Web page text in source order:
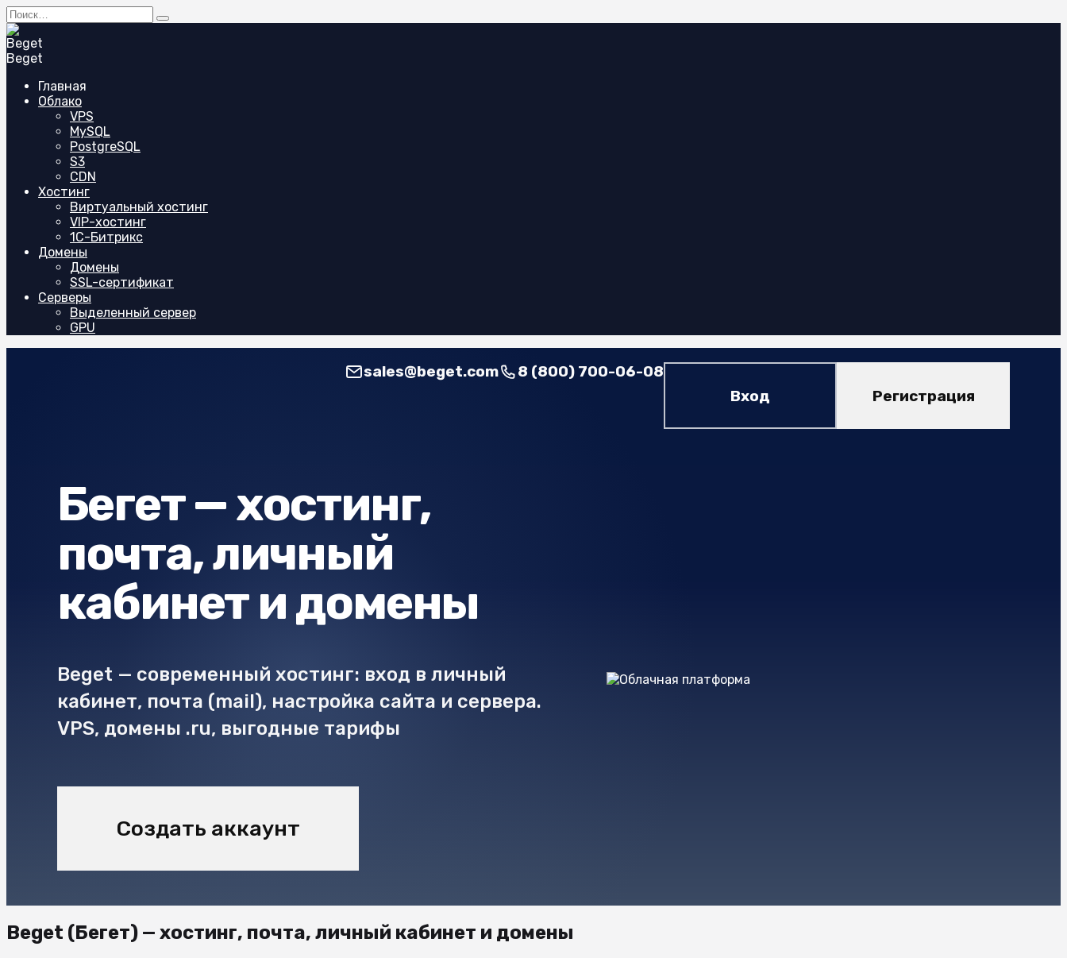
Перейти
к
содержанию
Search
for:
Beget
Главная
Облако
VPS
MySQL
PostgreSQL
S3
CDN
Хостинг
Виртуальный хостинг
VIP-хостинг
1C-Битрикс
Домены
Домены
SSL-сертификат
Серверы
Выделенный сервер
GPU
sales@beget.com
8 (800) 700-06-08
Вход
Регистрация
Бегет — хостинг,
почта, личный
кабинет и домены
Beget — современный хостинг: вход в личный
кабинет, почта (mail), настройка сайта и сервера.
VPS, домены .ru, выгодные тарифы
Создать аккаунт
Beget (Бегет) — хостинг, почта, личный кабинет и домены